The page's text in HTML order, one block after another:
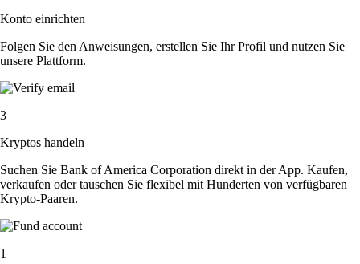
Konto einrichten
Folgen Sie den Anweisungen, erstellen Sie Ihr Profil und nutzen Sie
unsere Plattform.
3
Kryptos handeln
Suchen Sie Bank of America Corporation direkt in der App. Kaufen,
verkaufen oder tauschen Sie flexibel mit Hunderten von verfügbaren
Krypto-Paaren.
1